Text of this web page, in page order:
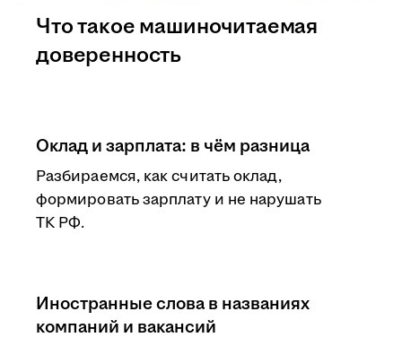
Оклад и зарплата: в чём разница
Разбираемся, как считать оклад,
формировать зарплату и не нарушать
ТК РФ.
Иностранные слова в названиях
компаний и вакансий
Что такое машиночитаемая
доверенность